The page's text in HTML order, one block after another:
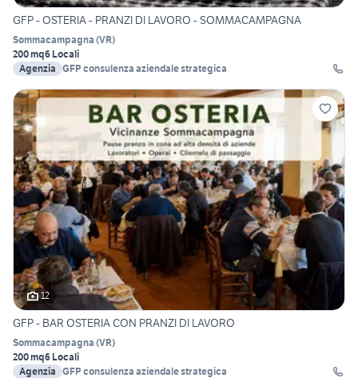
GFP - OSTERIA - PRANZI DI LAVORO - SOMMACAMPAGNA
Sommacampagna (VR)
200 mq6 Locali
Agenzia GFP consulenza aziendale strategica
12
GFP - BAR OSTERIA CON PRANZI DI LAVORO
Sommacampagna (VR)
200 mq6 Locali
Agenzia GFP consulenza aziendale strategica